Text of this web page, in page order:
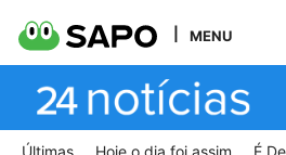
MENU
Últimas Hoje o dia foi assim É